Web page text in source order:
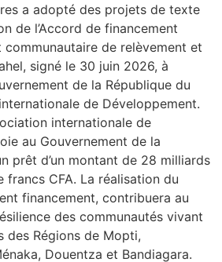
a adopté des projets de texte
de l’Accord de financement
de relèvement et
signé le 30 juin 2026, à
de la République du
de Développement.
internationale de
au Gouvernement de la
prêt d’un montant de 28 milliards
francs CFA. La réalisation du
financement, contribuera au
des communautés vivant
des Régions de Mopti,
Douentza et Bandiagara.